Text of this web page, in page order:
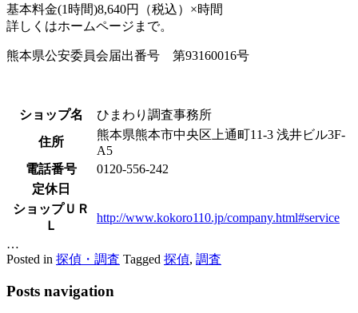
基本料金(1時間)8,640円（税込）×時間
詳しくはホームページまで。
熊本県公安委員会届出番号 第93160016号
ショップ名
ひまわり調査事務所
住所
熊本県熊本市中央区上通町11-3 浅井ビル3F-
A5
電話番号
0120-556-242
定休日
ショップＵＲ
Ｌ
http://www.kokoro110.jp/company.html#service
…
Posted in 探偵・調査 Tagged 探偵, 調査
Posts navigation